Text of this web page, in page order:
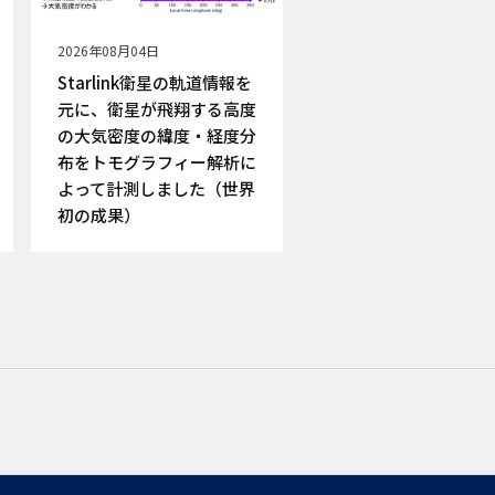
公
開
日
2026年08月04日
Starlink衛星の軌道情報を
元に、衛星が飛翔する高度
の大気密度の緯度・経度分
布をトモグラフィー解析に
よって計測しました（世界
初の成果）